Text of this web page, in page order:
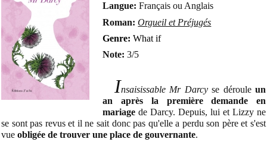
Langue: Français ou Anglais
Roman: Orgueil et Préjugés
Genre: What if
Note: 3/5
Insaisissable Mr Darcyse dérouleun
an après la première demande en
mariage de Darcy. Depuis, lui et Lizzy ne
se sont pas revus et il ne sait donc pas qu'elle a perdu son père et s'est
vue obligée de trouver une place de gouvernante.